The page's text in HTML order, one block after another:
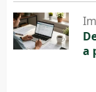
a